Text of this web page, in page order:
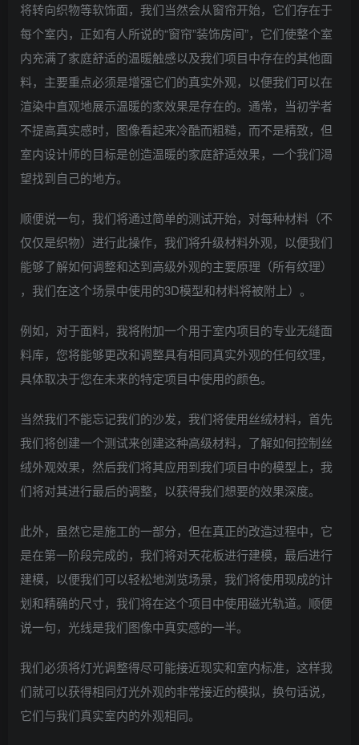
将转向织物等软饰面，我们当然会从窗帘开始，它们存在于
每个室内，正如有人所说的“窗帘”装饰房间”，它们使整个室
内充满了家庭舒适的温暖触感以及我们项目中存在的其他面
料，主要重点必须是增强它们的真实外观，以便我们可以在
渲染中直观地展示温暖的家效果是存在的。通常，当初学者
不提高真实感时，图像看起来冷酷而粗糙，而不是精致，但
室内设计师的目标是创造温暖的家庭舒适效果，一个我们渴
望找到自己的地方。
顺便说一句，我们将通过简单的测试开始，对每种材料（不
仅仅是织物）进行此操作，我们将升级材料外观，以便我们
能够了解如何调整和达到高级外观的主要原理（所有纹理）
，我们在这个场景中使用的3D模型和材料将被附上）。
例如，对于面料，我将附加一个用于室内项目的专业无缝面
料库，您将能够更改和调整具有相同真实外观的任何纹理，
具体取决于您在未来的特定项目中使用的颜色。
当然我们不能忘记我们的沙发，我们将使用丝绒材料，首先
我们将创建一个测试来创建这种高级材料，了解如何控制丝
绒外观效果，然后我们将其应用到我们项目中的模型上，我
们将对其进行最后的调整，以获得我们想要的效果深度。
此外，虽然它是施工的一部分，但在真正的改造过程中，它
是在第一阶段完成的，我们将对天花板进行建模，最后进行
建模，以便我们可以轻松地浏览场景，我们将使用现成的计
划和精确的尺寸，我们将在这个项目中使用磁光轨道。顺便
说一句，光线是我们图像中真实感的一半。
我们必须将灯光调整得尽可能接近现实和室内标准，这样我
们就可以获得相同灯光外观的非常接近的模拟，换句话说，
它们与我们真实室内的外观相同。